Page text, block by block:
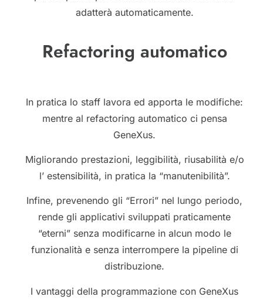
adatterà automaticamente.
Refactoring automatico
In pratica lo staff lavora ed apporta le modifiche:
mentre al refactoring automatico ci pensa
GeneXus.
Migliorando prestazioni, leggibilità, riusabilità e/o
l’ estensibilità, in pratica la “manutenibilità”.
Infine, prevenendo gli “Errori” nel lungo periodo,
rende gli applicativi sviluppati praticamente
“eterni” senza modificarne in alcun modo le
funzionalità e senza interrompere la pipeline di
distribuzione.
I vantaggi della programmazione con GeneXus